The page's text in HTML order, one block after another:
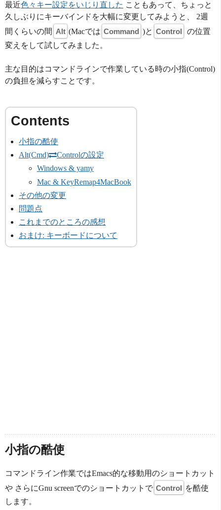
最近色々キー設定をいじり直した こともあって、ちょっと
久しぶりにキーバインドを大幅に変更してみようと、 2週
間くらいの間 Alt (Macでは Command )と Control
の位置
変えをして試してみました。
主な目的はコマンドラインで作業している時の小指(Control)
の負担を減らすことです。
小指の酷使
Alt(Cmd)
Controlの設定
Windows & yamy
Mac & KeyRemap4MacBook
その他の変更
問題点
これまでのところの感想
おまけ: キーボードについて
小指の酷使
コマンドライン作業ではEmacs的な移動用のショートカット
や さらにGnu screenでのショートカットで Control を酷使
します。